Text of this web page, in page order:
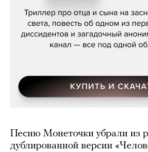
Песню Монеточки убрали из
дублированной версии